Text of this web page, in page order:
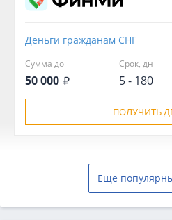
Деньги гражданам СНГ
Сумма до
50 000
Срок, дн
5 - 180
ПОЛУЧИТЬ
Еще